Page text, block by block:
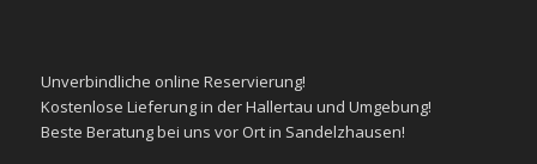
Unverbindliche online Reservierung!
Kostenlose Lieferung in der Hallertau und Umgebung!
Beste Beratungbei uns vor Ort in Sandelzhausen!